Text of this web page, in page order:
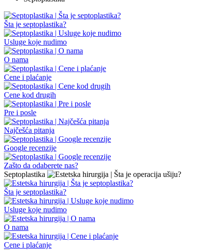
Šta je septoplastika?
Usluge koje nudimo
O nama
Cene i plaćanje
Cene kod drugih
Pre i posle
Najčešća pitanja
Google recenzije
Zašto da odaberete nas?
Septoplastika
Šta je septoplastika?
Usluge koje nudimo
O nama
Cene i plaćanje